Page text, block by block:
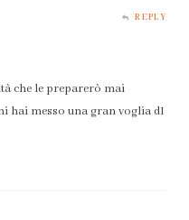
REPLY
che le preparerò mai
hai messo una gran voglia dI